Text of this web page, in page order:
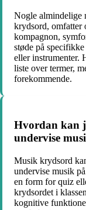
Nogle almindelige
krydsord, omfatter
kompagnon,
støde på
eller instrumenter.
liste over termer,
forekommende.
Hvordan kan
undervise
Musik krydsord
undervise musik
en form for quiz
krydsordet i
kognitive